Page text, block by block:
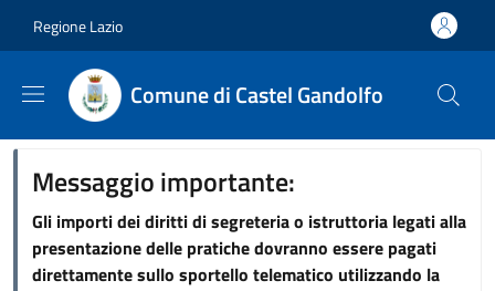
Regione Lazio
Comune di Castel Gandolfo
Messaggio importante:
Gli importi dei diritti di segreteria o istruttoria legati alla
presentazione delle pratiche dovranno essere pagati
direttamente sullo sportello telematico utilizzando la